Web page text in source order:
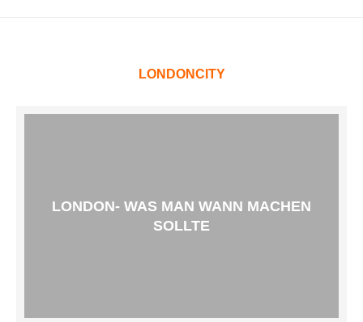
LONDONCITY
LONDON- WAS MAN WANN MACHEN
SOLLTE